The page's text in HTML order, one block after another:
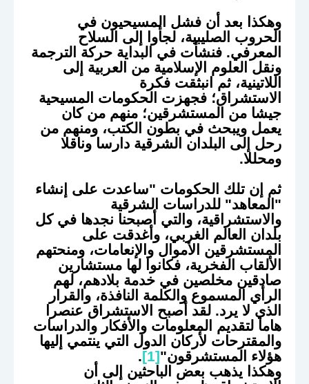
وهكذا بعد أن فشل المسيحيون في
الحروب الصليبية، لجأوا إلى السلاح
المعرفي. فنشأت في البداية حركة الترجمة
ونقل العلوم الإسلامية من العربية إلى
اللاتينية، ثم انبثقت فكرة
الاستشراق؛ فجهزت الحكومات المسيحية
جيشا من المستشرقين؛ منهم من كان
يعمل ويبحث في بطون الكتب، ومنهم من
رحل إلى البلدان الشرقية دارسا وناقلا
ومحللا.
ثم إن تلك الحكومات "ساعدت على إنشاء
"المعاهد" للدراسات الشرقية
والاستشراقية، والتي أصبحنا نجدها في كل
بلدان العالم الغربي، وأغدقت على
المستشرقين الأموال والإنعامات، ومنحتهم
الألقاب الفخرية، فكانوا لها مستشارين
صادقين مخلصين في خدمة بلادهم، لهم
الرأي المسموع والكلمة النافذة، والقرار
الذي لا يرد. لقد أصبح الاستشراق عنصرا
هاما لتقديم المعلومات والأفكار والدراسات
والمقترحات لأركان الدول التي ينتمي إليها
هؤلاء المستشرقون"[1]
.
وهكذا يذهب بعض الباحثين إلى أن